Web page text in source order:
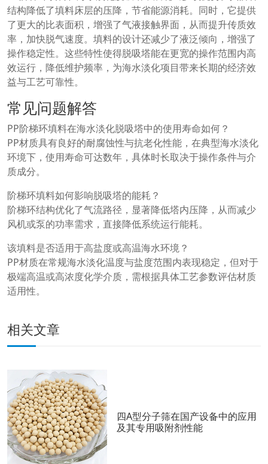
结构降低了填料床层的压降，节省能源消耗。同时，它提供
了更大的比表面积，增强了气液接触界面，从而提升传质效
率，加快脱气速度。填料的设计还减少了液泛倾向，增强了
操作稳定性。这些特性使得脱吸塔能在更宽的操作范围内高
效运行，降低维护频率，为海水淡化项目带来长期的经济效
益与工艺可靠性。
常见问题解答
PP阶梯环填料在海水淡化脱吸塔中的使用寿命如何？
PP材质具有良好的耐腐蚀性与抗老化性能，在典型海水淡化
环境下，使用寿命可达数年，具体时长取决于操作条件与介
质成分。
阶梯环填料如何影响脱吸塔的能耗？
阶梯环结构优化了气流路径，显著降低塔内压降，从而减少
风机或泵的功率需求，直接降低系统运行能耗。
该填料是否适用于高盐度或高温海水环境？
PP材质在常规海水淡化温度与盐度范围内表现稳定，但对于
极端高温或高浓度化学介质，需根据具体工艺参数评估材质
适用性。
相关文章
四A型分子筛在国产设备中的应用
及其专用吸附剂性能